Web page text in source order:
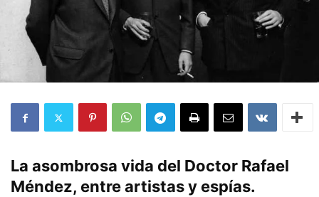
La asombrosa vida del Doctor Rafael
Méndez, entre artistas y espías.